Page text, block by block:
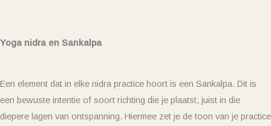
Yoga nidra en Sankalpa
Een element dat in elke nidra practice hoort is een Sankalpa. Dit is
een bewuste intentie of soort richting die je plaatst, juist in die
diepere lagen van ontspanning. Hiermee zet je de toon van je practice